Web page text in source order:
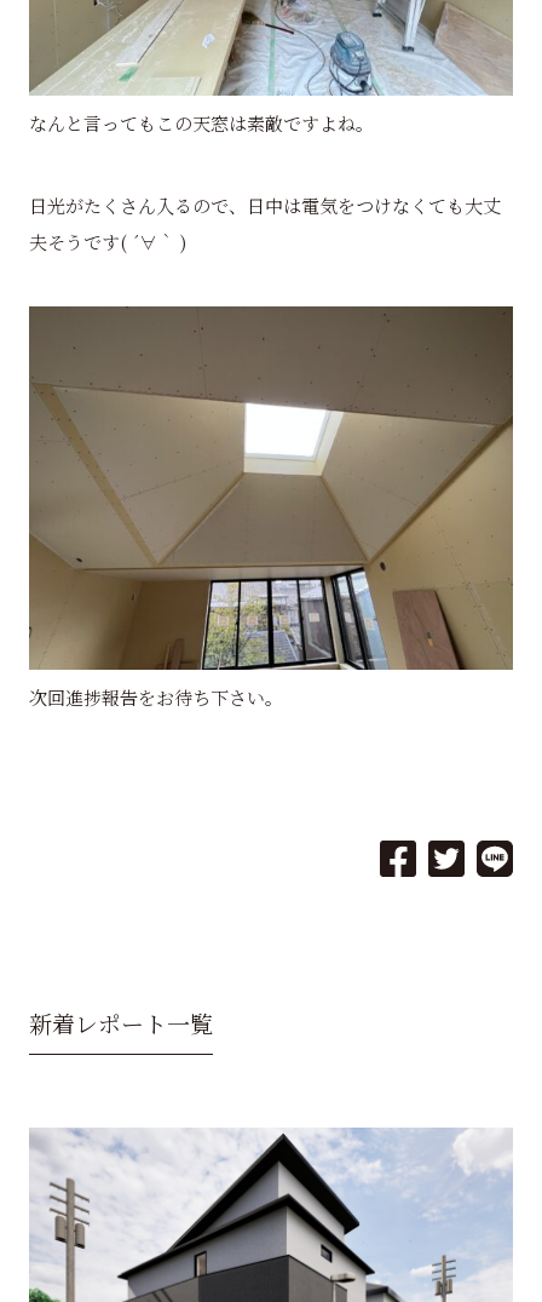
なんと言ってもこの天窓は素敵ですよね。
日光がたくさん入るので、日中は電気をつけなくても大丈
夫そうです( ´∀｀ )
次回進捗報告をお待ち下さい。
新着レポート一覧